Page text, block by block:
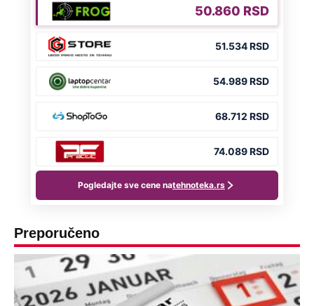
Preporučeno